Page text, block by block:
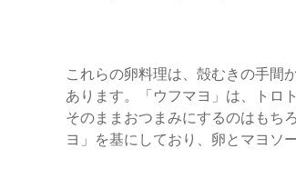
これらの卵料理は、殻むきの手間
あります。「ウフマヨ」は、トロ
そのままおつまみにするのはもち
ヨ」を基にしており、卵とマヨソ